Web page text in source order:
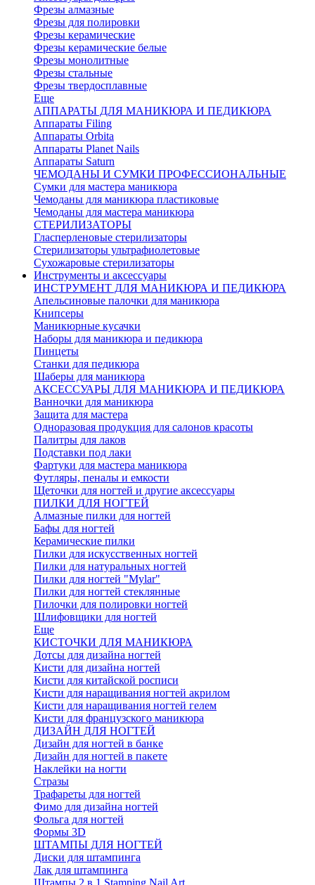
Фрезы алмазные
Фрезы для полировки
Фрезы керамические
Фрезы керамические белые
Фрезы монолитные
Фрезы стальные
Фрезы твердосплавные
Еще
АППАРАТЫ ДЛЯ МАНИКЮРА И ПЕДИКЮРА
Аппараты Filing
Аппараты Orbita
Аппараты Planet Nails
Аппараты Saturn
ЧЕМОДАНЫ И СУМКИ ПРОФЕССИОНАЛЬНЫЕ
Сумки для мастера маникюра
Чемоданы для маникюра пластиковые
Чемоданы для мастера маникюра
СТЕРИЛИЗАТОРЫ
Гласперленовые стерилизаторы
Стерилизаторы ультрафиолетовые
Сухожаровые стерилизаторы
Инструменты и аксессуары
ИНСТРУМЕНТ ДЛЯ МАНИКЮРА И ПЕДИКЮРА
Апельсиновые палочки для маникюра
Книпсеры
Маникюрные кусачки
Наборы для маникюра и педикюра
Пинцеты
Станки для педикюра
Шаберы для маникюра
АКСЕССУАРЫ ДЛЯ МАНИКЮРА И ПЕДИКЮРА
Ванночки для маникюра
Защита для мастера
Одноразовая продукция для салонов красоты
Палитры для лаков
Подставки под лаки
Фартуки для мастера маникюра
Футляры, пеналы и емкости
Щеточки для ногтей и другие аксессуары
ПИЛКИ ДЛЯ НОГТЕЙ
Алмазные пилки для ногтей
Бафы для ногтей
Керамические пилки
Пилки для искусственных ногтей
Пилки для натуральных ногтей
Пилки для ногтей "Mylar"
Пилки для ногтей стеклянные
Пилочки для полировки ногтей
Шлифовщики для ногтей
Еще
КИСТОЧКИ ДЛЯ МАНИКЮРА
Дотсы для дизайна ногтей
Кисти для дизайна ногтей
Кисти для китайской росписи
Кисти для наращивания ногтей акрилом
Кисти для наращивания ногтей гелем
Кисти для французского маникюра
ДИЗАЙН ДЛЯ НОГТЕЙ
Дизайн для ногтей в банке
Дизайн для ногтей в пакете
Наклейки на ногти
Стразы
Трафареты для ногтей
Фимо для дизайна ногтей
Фольга для ногтей
Формы 3D
ШТАМПЫ ДЛЯ НОГТЕЙ
Диски для штампинга
Лак для штампинга
Штампы 2 в 1 Stamping Nail Art